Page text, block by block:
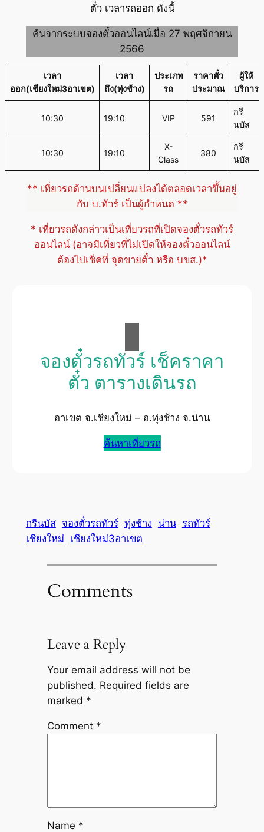
ตั๋ว เวลารถออก ดังนี้
ค้นจากระบบจองตั๋วออนไลน์เมื่อ 27 พฤศจิกายน
2566
เวลา
ออก(เชียงใหม่3อาเขต)
เวลา
ถึง(ทุ่งช้าง)
ประเภท
รถ
ราคาตั๋ว
ประมาณ
ผู้ให้
บริการ
10:30 19:10 VIP 591
กรี
นบัส
10:30 19:10
X-
Class
380
กรี
นบัส
** เที่ยวรถด้านบนเปลี่ยนแปลงได้ตลอดเวลาขึ้นอยู่
กับ บ.ทัวร์ เป็นผู้กำหนด **
* เที่ยวรถดังกล่าวเป็นเที่ยวรถที่เปิดจองตั๋วรถทัวร์
ออนไลน์ (อาจมีเที่ยวที่ไม่เปิดให้จองตั๋วออนไลน์
ต้องไปเช็คที่ จุดขายตั๋ว หรือ บขส.)*
จองตั๋วรถทัวร์ เช็คราคา
ตั๋ว ตารางเดินรถ
อาเขต จ.เชียงใหม่ – อ.ทุ่งช้าง จ.น่าน
ค้นหาเที่ยวรถ
กรีนบัส จองตั๋วรถทัวร์ ทุ่งช้าง น่าน รถทัวร์
เชียงใหม่ เชียงใหม่3อาเขต
Comments
Leave a Reply
Your email address will not be
published. Required fields are
marked *
Comment *
Name *